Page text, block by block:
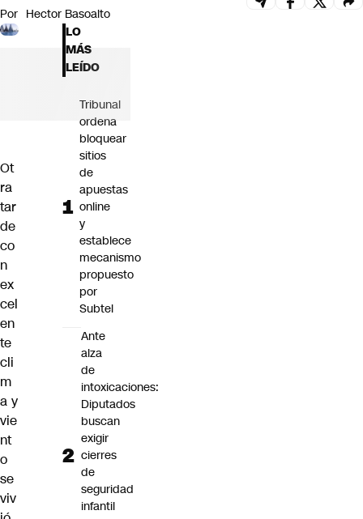
Por Hector Basoalto
Ot
ra
tar
de
co
n
ex
cel
en
te
cli
m
a y
vie
nt
o
se
viv
LO
MÁS
LEÍDO
Tribunal
ordena
bloquear
sitios
de
apuestas
online
y
establece
mecanismo
propuesto
por
Subtel
Ante
alza
de
intoxicaciones:
Diputados
buscan
exigir
cierres
de
seguridad
infantil